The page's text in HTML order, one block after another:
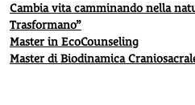
Cambia vita camminando nella
Trasformano”
Master in EcoCounseling
Master di Biodinamica